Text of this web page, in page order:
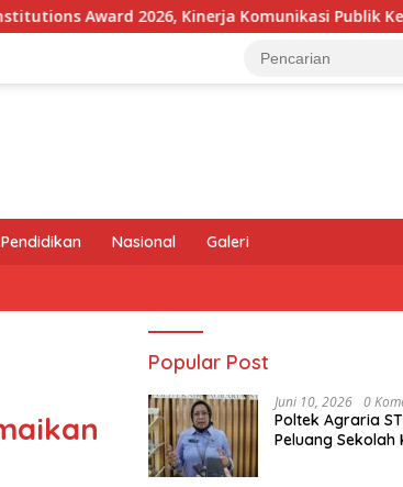
Kinerja Komunikasi Publik Kementerian ATR/
Pendidikan Nasional Galeri
Popular Post
Juni 10, 2026 0
Poltek Agraria
Peluang Sekolah